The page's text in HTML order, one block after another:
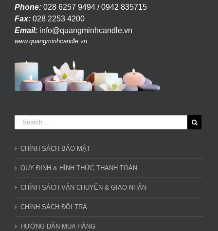
Phone: 028 6257 9494 / 0942 835715
Fax: 028 2253 4200
Email: info@quangminhcandle.vn
www.quangminhcandle.vn
CHÍNH SÁCH BẢO MẬT
QUY ĐỊNH & HÌNH THỨC THANH TOÁN
CHÍNH SÁCH VẬN CHUYỂN & GIAO NHẬN
CHÍNH SÁCH ĐỔI TRẢ
HƯỚNG DẪN MUA HÀNG